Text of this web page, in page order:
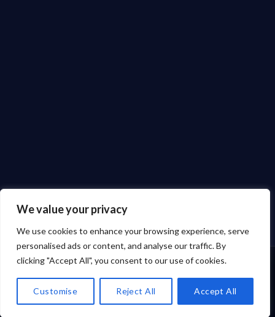
We value your privacy
We use cookies to enhance your browsing experience, serve
personalised ads or content, and analyse our traffic. By
clicking "Accept All", you consent to our use of cookies.
Customise Reject All Accept All
Ürün &
kategori Ödeme
☰
Kategoriler
Menü
Ürün &
kategori Ödeme
☰
Kategoriler
Menü